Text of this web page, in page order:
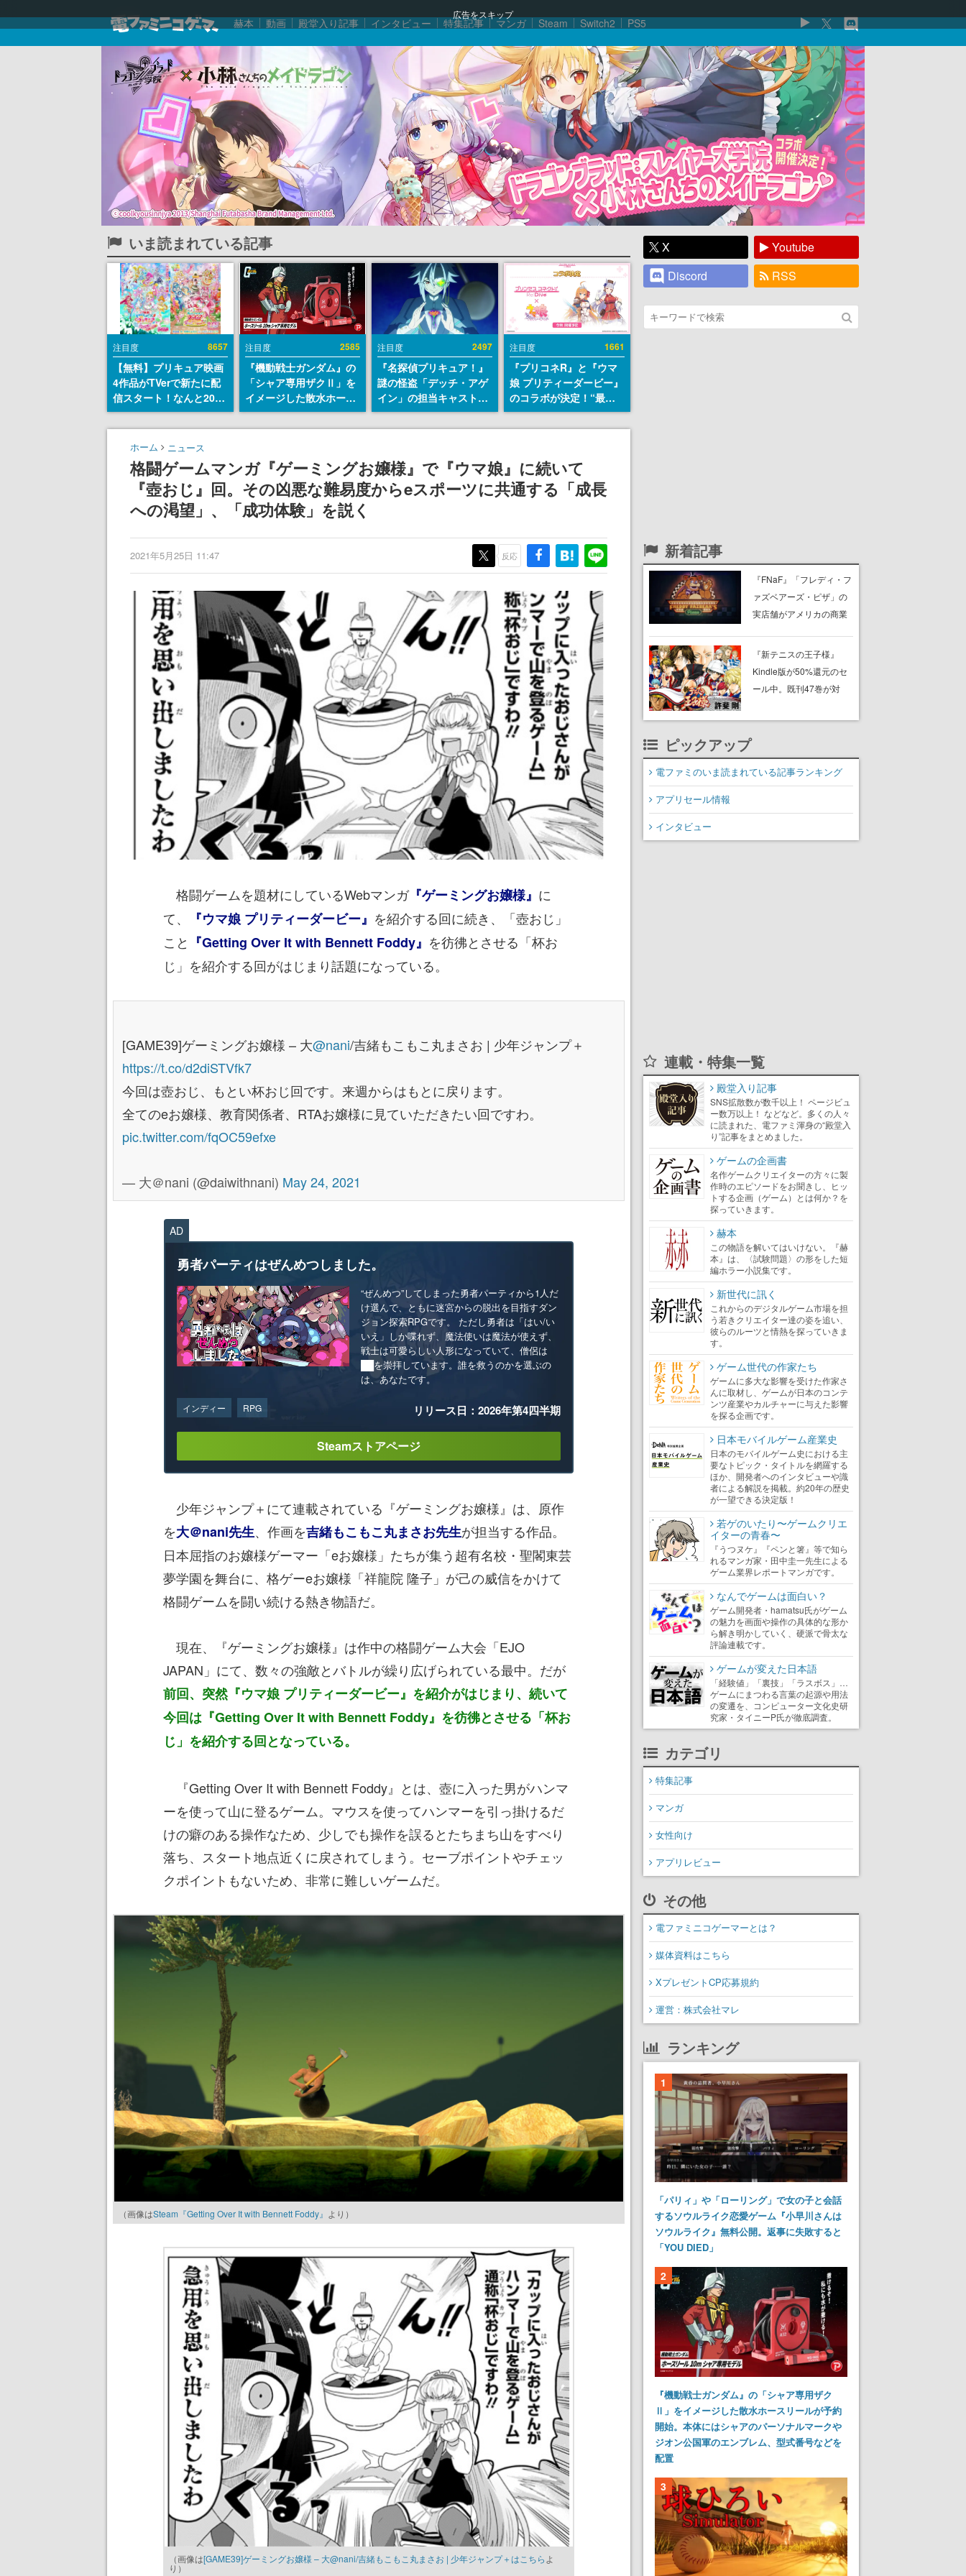
広告をスキップ
赫本 動画 殿堂入り記事 インタビュー 特集記事 マンガ Steam Switch2 PS5
いま読まれている記事
注目度 8657
【無料】プリキュア映画
4作品がTVerで新たに配
信スタート！なんと2018
年～2024年の映画ほぼす
べてが見放題に、ぶっち
ゃけありえないラインナ
注目度 2585
『機動戦士ガンダム』の
「シャア専用ザクⅡ」を
イメージした散水ホース
リールが予約開始。本体
にはシャアのパーソナル
エンブレム、型式番号な
どを配置
注目度 2497
『名探偵プリキュア！』
謎の怪盗「デッチ・アゲ
イン」の担当キャストは
天﨑滉平さんと判明。
『Re:ゼロから始める異
『ヒプノシスマイク』山
田三郎役など
注目度 1661
『プリコネR』と『ウマ
娘 プリティーダービー』
のコラボが決定！“最大
170連無料”の8.5周年キ
ャンペーンなども発表
ホーム ニュース
格闘ゲームマンガ『ゲーミングお嬢様』で『ウマ娘』に続いて
『壺おじ』回。その凶悪な難易度からeスポーツに共通する「成長
への渇望」、「成功体験」を説く
2021年5月25日 11:47 反応
格闘ゲームを題材にしているWebマンガ『ゲーミングお嬢様』 に
て、
『ウマ娘 プリティーダービー』 を紹介する回に続き、「壺おじ」
こと 『Getting Over It with Bennett Foddy』 を彷彿とさせる「杯お
じ」を紹介する回がはじまり話題になっている。
[GAME39]ゲーミングお嬢様 – 大@nani/吉緒もこもこ丸まさお | 少年ジャンプ＋
https://t.co/d2diSTVfk7
今回は壺おじ、もとい杯おじ回です。来週からはもとに戻ります。
全てのeお嬢様、教育関係者、RTAお嬢様に見ていただきたい回ですわ。
pic.twitter.com/fqOC59efxe
— 大＠nani (@daiwithnani) May 24, 2021
AD
勇者パーティはぜんめつしました。
“ぜんめつ”してしまった勇者パーティから1人だ
け選んで、ともに迷宮からの脱出を目指すダン
ジョン探索RPGです。 ただし勇者は「はい/い
いえ」しか喋れず、魔法使いは魔法が使えず、
戦士は可愛らしい人形になっていて、僧侶は
██を崇拝しています。誰を救うのかを選ぶの
は、あなたです。
インディー RPG リリース日：2026年第4四半期
Steamストアページ
少年ジャンプ＋にて連載されている『ゲーミングお嬢様』は、原作
を大＠nani先生、作画を吉緒もこもこ丸まさお先生が担当する作品。
日本屈指のお嬢様ゲーマー「eお嬢様」たちが集う超有名校・聖閣東芸
夢学園を舞台に、格ゲーeお嬢様「祥龍院 隆子」が己の威信をかけて
格闘ゲームを闘い続ける熱き物語だ。
現在、『ゲーミングお嬢様』は作中の格闘ゲーム大会「EJO
JAPAN」にて、数々の強敵とバトルが繰り広げられている最中。だが
前回、突然『ウマ娘 プリティーダービー』を紹介がはじまり、続いて
今回は『Getting Over It with Bennett Foddy』を彷彿とさせる「杯お
じ」を紹介する回となっている。
『Getting Over It with Bennett Foddy』とは、壺に入った男がハンマ
ーを使って山に登るゲーム。マウスを使ってハンマーを引っ掛けるだ
けの癖のある操作なため、少しでも操作を誤るとたちまち山をすべり
落ち、スタート地点近くに戻されてしまう。セーブポイントやチェッ
クポイントもないため、非常に難しいゲームだ。
（画像はSteam『Getting Over It with Bennett Foddy』 より）
（画像は[GAME39]ゲーミングお嬢様 – 大@nani/吉緒もこもこ丸まさお | 少年ジャンプ＋はこちらよ
り）
X
Youtube
Discord
RSS
新着記事
『FNaF』「フレディ・フ
ァズベアーズ・ピザ」の
実店舗がアメリカの商業
に2027年オープン！
ScottGamesとの共同開
発、食事だけでなくステ
『新テニスの王子様』
Kindle版が50%還元のセ
ール中。既刊47巻が対
得にまとめ買いするチャ
ピックアップ
電ファミのいま読まれている記事ランキング
アプリセール情報
インタビュー
連載・特集一覧
殿堂入り記事
SNS拡散数が数千以上！ ページビュ
ー数万以上！ などなど。多くの人々
に読まれた、電ファミ渾身の“殿堂入
り”記事をまとめました。
ゲームの企画書
名作ゲームクリエイターの方々に製
作時のエピソードをお聞きし、ヒッ
トする企画（ゲーム）とは何か？を
探っていきます。
赫本
この物語を解いてはいけない。『赫
本』は、〈試験問題〉の形をした短
編ホラー小説集です。
新世代に訊く
これからのデジタルゲーム市場を担
う若きクリエイター達の姿を追い、
彼らのルーツと情熱を探っていきま
す。
ゲーム世代の作家たち
ゲームに多大な影響を受けた作家さ
んに取材し、ゲームが日本のコンテ
ンツ産業やカルチャーに与えた影響
を探る企画です。
日本モバイルゲーム産業史
日本のモバイルゲーム史における主
要なトピック・タイトルを網羅する
ほか、開発者へのインタビューや識
者による解説を掲載。約20年の歴史
が一望できる決定版！
若ゲのいたり〜ゲームクリエ
イターの青春〜
『うつヌケ』『ペンと箸』等で知ら
れるマンガ家・田中圭一先生による
ゲーム業界レポートマンガです。
なんでゲームは面白い？
ゲーム開発者・hamatsu氏がゲーム
の魅力を画面や操作の具体的な形か
ら解き明かしていく、硬派で骨太な
評論連載です。
ゲームが変えた日本語
「経験値」「裏技」「ラスボス」…
ゲームにまつわる言葉の起源や用法
の変遷を、コンピューター文化史研
究家・タイニーP氏が徹底調査。
カテゴリ
特集記事
マンガ
女性向け
アプリレビュー
その他
電ファミニコゲーマーとは？
媒体資料はこちら
XプレゼントCP応募規約
運営：株式会社マレ
ランキング
1
「パリィ」や「ローリング」で女の子と会話
するソウルライク恋愛ゲーム『小早川さんは
ソウルライク』無料公開。返事に失敗すると
「YOU DIED」
2
『機動戦士ガンダム』の「シャア専用ザク
Ⅱ」をイメージした散水ホースリールが予約
開始。本体にはシャアのパーソナルマークや
ジオン公国軍のエンブレム、型式番号などを
配置
3